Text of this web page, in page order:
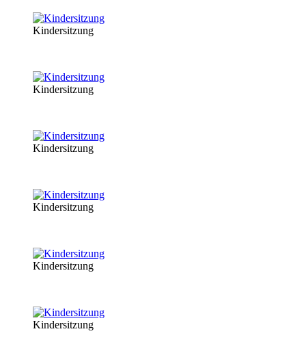
Kindersitzung
Kindersitzung
Kindersitzung
Kindersitzung
Kindersitzung
Kindersitzung